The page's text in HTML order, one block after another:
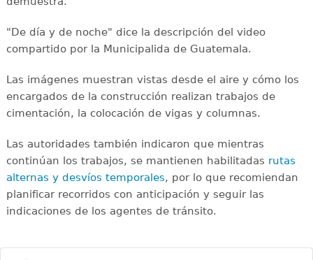
"De día y de noche" dice la descripción del video
compartido por la Municipalida de Guatemala.
Las imágenes muestran vistas desde el aire y cómo los
encargados de la construcción realizan trabajos de
cimentación, la colocación de vigas y columnas.
Las autoridades también indicaron que mientras
continúan los trabajos, se mantienen habilitadas rutas
alternas y desvíos temporales, por lo que recomiendan
planificar recorridos con anticipación y seguir las
indicaciones de los agentes de tránsito.